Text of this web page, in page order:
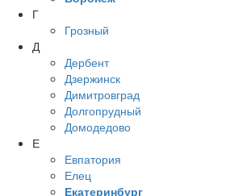
Г
Грозный
Д
Дербент
Дзержинск
Димитровград
Долгопрудный
Домодедово
Е
Евпатория
Елец
Екатеринбург